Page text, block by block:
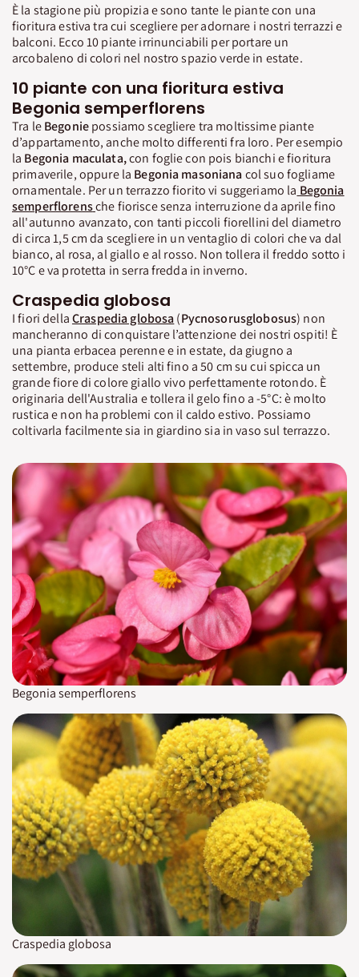
È la stagione più propizia e sono tante le piante con una
fioritura estiva tra cui scegliere per adornare i nostri terrazzi e
balconi. Ecco 10 piante irrinunciabili per portare un
arcobaleno di colori nel nostro spazio verde in estate.
10 piante con una fioritura estiva
Begonia semperflorens
Tra leBegoniepossiamo scegliere tra moltissime piante
d’appartamento, anche molto differenti fra loro. Per esempio
la Begonia maculata,con foglie con pois bianchi e fioritura
primaverile, oppure la Begonia masoniana col suo fogliame
ornamentale. Per un terrazzo fiorito vi suggeriamo la Begonia
semperflorensche fiorisce senza interruzione da aprile fino
all'autunno avanzato, con tanti piccoli fiorellini del diametro
di circa 1,5 cm da scegliere in un ventaglio di colori che va dal
bianco, al rosa, al giallo e al rosso. Non tollera il freddo sotto i
10°C e va protetta in serra fredda in inverno.
Craspedia globosa
I fiori dellaCraspedia globosa (Pycnosorusglobosus) non
mancheranno di conquistare l’attenzione dei nostri ospiti! È
una pianta erbacea perenne e in estate, da giugno a
settembre, produce steli alti fino a 50 cm su cui spicca un
grande fiore di colore giallo vivo perfettamente rotondo. È
originaria dell'Australia e tollera il gelo fino a -5°C: è molto
rustica e non ha problemi con il caldo estivo. Possiamo
coltivarla facilmente sia in giardino sia in vaso sul terrazzo.
Begonia semperflorens
Craspedia globosa